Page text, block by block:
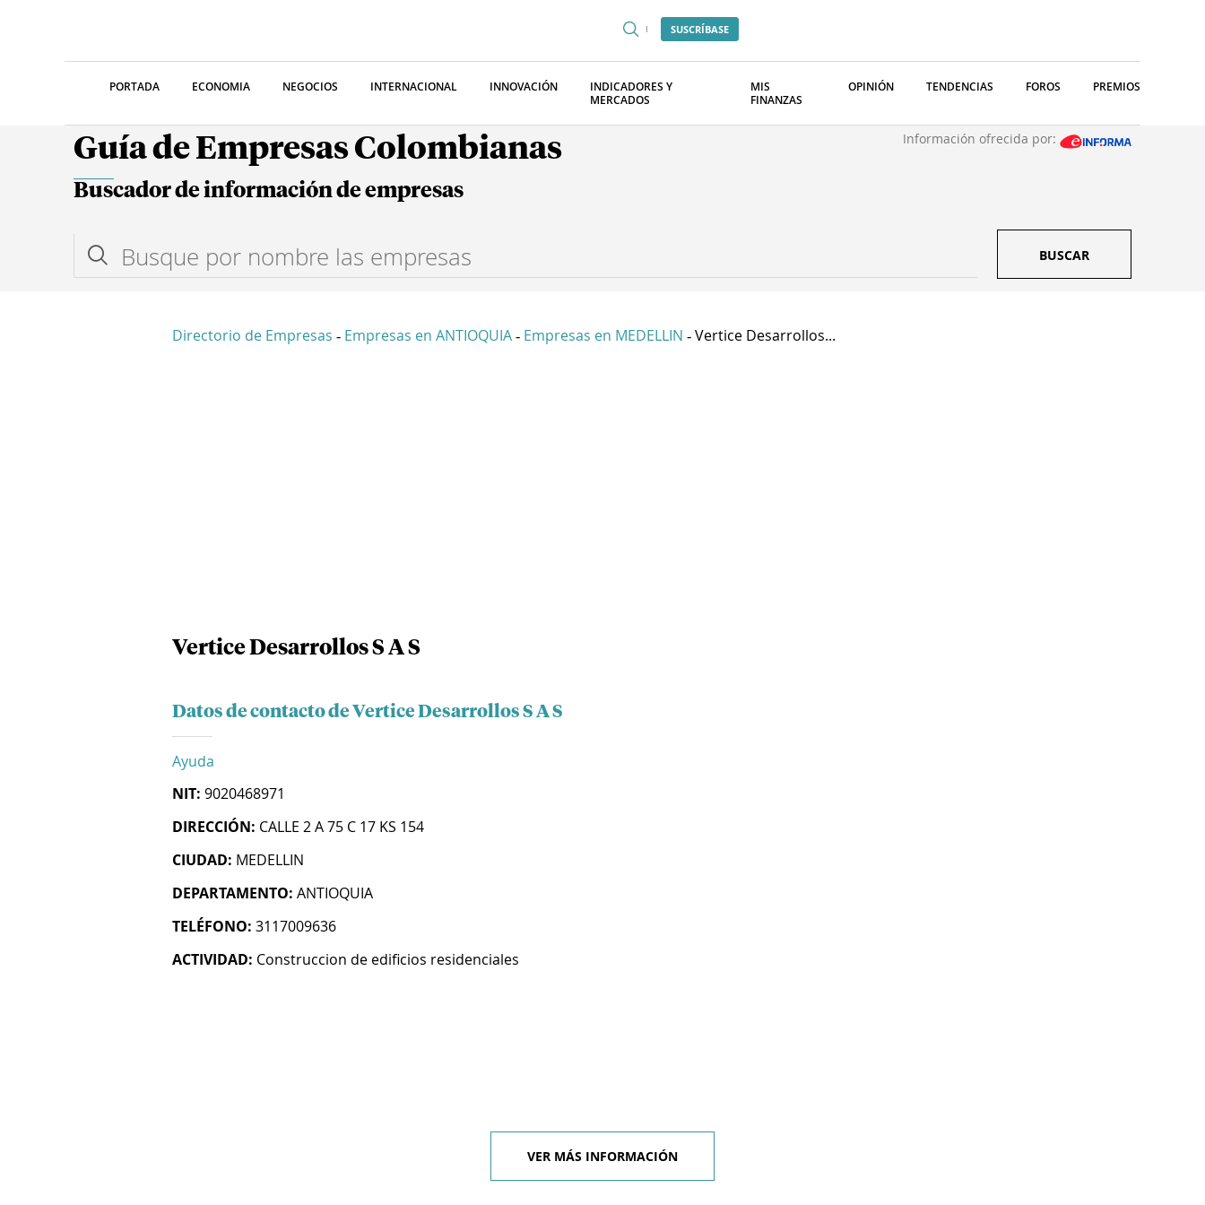
SUSCRÍBASE
PORTADA ECONOMIA NEGOCIOS INTERNACIONAL INNOVACIÓN
INDICADORES Y
MERCADOS
MIS
FINANZAS
OPINIÓN TENDENCIAS FOROS PREMIOS
Guía de Empresas Colombianas Información ofrecida por:
Buscador de información de empresas
BUSCAR
Directorio de Empresas - Empresas en ANTIOQUIA - Empresas en MEDELLIN - Vertice Desarrollos...
Vertice Desarrollos S A S
Datos de contacto de Vertice Desarrollos S A S
Ayuda
NIT: 9020468971
DIRECCIÓN: CALLE 2 A 75 C 17 KS 154
CIUDAD: MEDELLIN
DEPARTAMENTO: ANTIOQUIA
TELÉFONO: 3117009636
ACTIVIDAD: Construccion de edificios residenciales
VER MÁS INFORMACIÓN